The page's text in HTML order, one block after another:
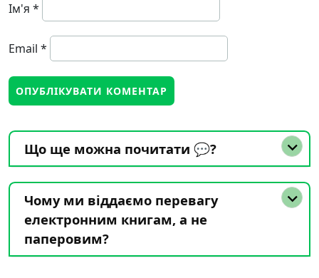
Ім'я *
Email *
Що ще можна почитати 💬?
Чому ми віддаємо перевагу
електронним книгам, а не
паперовим?